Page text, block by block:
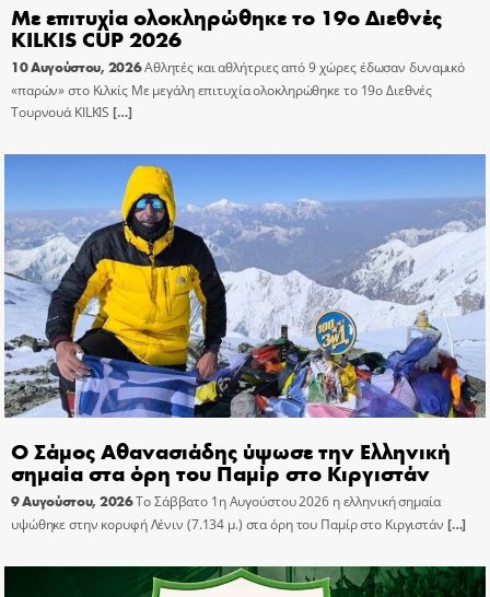
Με επιτυχία ολοκληρώθηκε το 19ο Διεθνές
KILKIS CUP 2026
10 Αυγούστου, 2026Αθλητές και αθλήτριες από 9 χώρες έδωσαν δυναμικό
«παρών» στο Κιλκίς Με μεγάλη επιτυχία ολοκληρώθηκε το 19ο Διεθνές
Τουρνουά KILKIS […]
Ο Σάμος Αθανασιάδης ύψωσε την Ελληνική
σημαία στα όρη του Παμίρ στο Κιργιστάν
9 Αυγούστου, 2026Το Σάββατο 1η Αυγούστου 2026 η ελληνική σημαία
υψώθηκε στην κορυφή Λένιν (7.134 μ.) στα όρη του Παμίρ στο Κιργιστάν […]